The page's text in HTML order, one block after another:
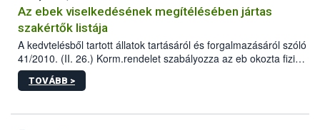
Az ebek viselkedésének megítélésében jártas
szakértők listája
A kedvtelésből tartott állatok tartásáról és forgalmazásáról szóló
41/2010. (II. 26.) Korm.rendelet szabályozza az eb okozta fizikai
sérülés, illetve ennek veszélye keletkezésekor felmerülő
hatósági feladatokat, valamint a veszélyes eb tartását és annak
vonni az ebek viselkedésének megítélésében jártas szakértőt.
TOVÁBB >